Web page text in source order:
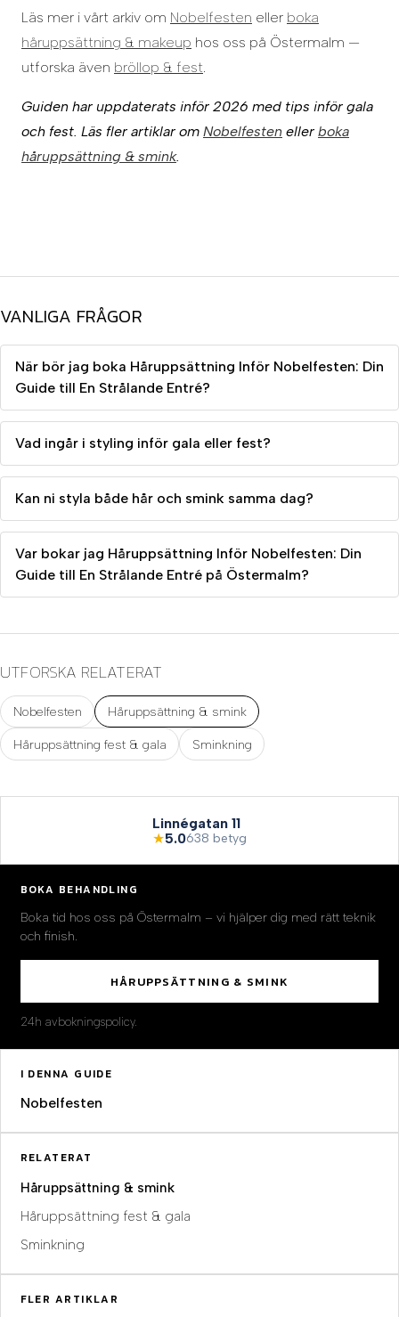
Läs mer i vårt arkiv om Nobelfesten eller boka
håruppsättning & makeup hos oss på Östermalm —
utforska även bröllop & fest
Guiden har uppdaterats inför 2026 med tips inför gala
och fest. Läs fler artiklar om Nobelfesten eller boka
håruppsättning & smink.
VANLIGA FRÅGOR
När bör jag boka Håruppsättning Inför Nobelfesten: Din
Guide till En Strålande Entré?
Vad ingår i styling inför gala eller fest?
Kan ni styla både hår och smink samma dag?
Var bokar jag Håruppsättning Inför Nobelfesten: Din
Guide till En Strålande Entré på Östermalm?
UTFORSKA RELATERAT
Nobelfesten Håruppsättning & smink
Håruppsättning fest & gala Sminkning
Linnégatan 11
★5.0638 betyg
BOKA BEHANDLING
Boka tid hos oss på Östermalm – vi hjälper dig med rätt teknik
och finish.
HÅRUPPSÄTTNING & SMINK
24h avbokningspolicy.
I DENNA GUIDE
Nobelfesten
RELATERAT
Håruppsättning & smink
Håruppsättning fest & gala
Sminkning
FLER ARTIKLAR